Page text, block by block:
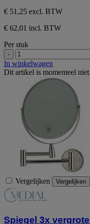
€ 51,25 excl. BTW
€ 62,01 incl. BTW
Per stuk
-
In winkelwagen
Dit artikel is momenteel
Vergelijken Vergelijken
Spiegel 3x